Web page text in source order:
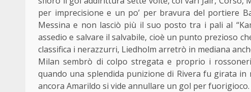
per imprecisione e un po’ per bravura del portiere
Messina e non lasciò più il suo posto tra i pali al
assedio e salvare il salvabile, cioè un punto prezioso
classifica i nerazzurri, Liedholm arretrò in mediana
Milan sembrò di colpo stregata e proprio i
quando una splendida punizione di Rivera fu girata
ancora Amarildo si vide annullare un gol per